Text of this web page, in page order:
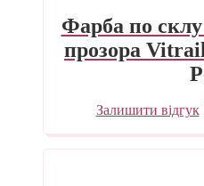
Фарба по
прозора
Залишити відгук